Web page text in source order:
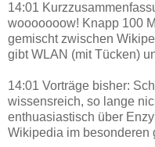
14:01
wooooooow! Knapp 100
gemischt zwischen
gibt WLAN (mit Tücken)
14:01 Vorträge bisher:
wissensreich, so lange
enthuasiastisch über
Wikipedia im besonderen